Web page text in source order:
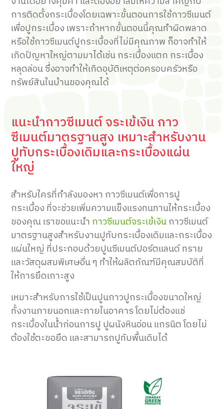
การติดตั้งกระเบื้องโดยเฉพาะขั้นตอนการใช้กาวซีเมนต์
เพื่อปูกระเบื้อง เพราะถ้าหากขั้นตอนนี้คุณทำผิดพลาด
หรือใช้กาวซีเมนต์ปูกระเบื้องที่ไม่มีคุณภาพ ก็อาจทำให้
เกิดปัญหาใหญ่ตามมาได้เช่น กระเบื้องแตก กระเบื้อง
หลุดล่อน ซึ่งอาจทำให้เกิดอุบัติเหตุต่อครอบครัวหรือ
ทรัพย์สินในบ้านของคุณได้
แนะนำกาวซีเมนต์ จระเข้เงิน กาว
ซีเมนต์มาตรฐานสูง เหมาะสำหรับงาน
ปูทับกระเบื้องเดิมและกระเบื้องแผ่น
ใหญ่
สำหรับใครที่กำลังมองหา กาวซีเมนต์เพื่อการปู
กระเบื้อง ที่จะช่วยเพิ่มความแข็งแรงทนทานให้กระเบื้อง
ของคุณ เราขอแนะนำ กาวซีเมนต์จระเข้เงินกาวซีเมนต์
มาตรฐานสูงสำหรับงานปูทับกระเบื้องเดิมและกระเบื้อง
แผ่นใหญ่ ที่ประกอบด้วยปูนซีเมนต์ปอร์ตแลนด์ ทราย
และวัสดุผสมพิเศษอื่น ๆ ทำให้ผลิตภัณฑ์มีคุณสมบัติที่
ให้การยึดเกาะสูง
เหมาะสำหรับการใช้เป็นปูนกาวปูกระเบื้องขนาดใหญ่
ทั้งงานภายนอกและภายในอาคาร โดยไม่ต้องแช่
กระเบื้องในน้ำก่อนการปู ปูผนังหินอ่อน แกรนิต โดยไม่
ต้องใช้ตะขอยึด และสามารถปูทับพื้นเดิมได้